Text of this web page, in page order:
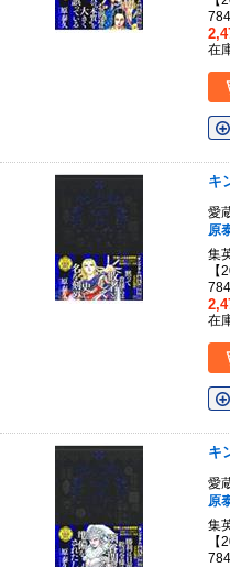
在
キ
愛
原
集
在
キ
愛
原
集